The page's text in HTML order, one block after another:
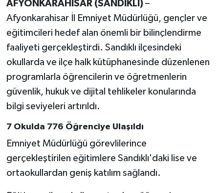
AFYONKARAHİSAR (SANDIKLI)–
Afyonkarahisar İl Emniyet Müdürlüğü, gençler ve
eğitimcileri hedef alan önemli bir bilinçlendirme
faaliyeti gerçekleştirdi. Sandıklı ilçesindeki
okullarda ve ilçe halk kütüphanesinde düzenlenen
programlarla öğrencilerin ve öğretmenlerin
güvenlik, hukuk ve dijital tehlikeler konularında
bilgi seviyeleri artırıldı.
7 Okulda 776 Öğrenciye Ulaşıldı
Emniyet Müdürlüğü görevlilerince
gerçekleştirilen eğitimlere Sandıklı'daki lise ve
ortaokullardan geniş katılım sağlandı.